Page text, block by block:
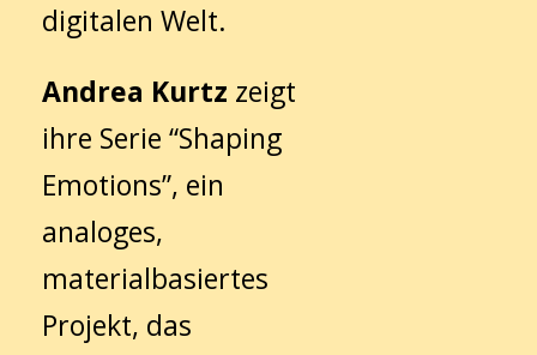
digitalen Welt.
Andrea Kurtz zeigt
ihre Serie “Shaping
Emotions”, ein
analoges,
materialbasiertes
Projekt, das